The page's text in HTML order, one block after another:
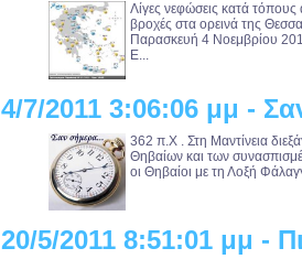
Λίγες νεφώσεις κατά τόπους
βροχές στα ορεινά της
Παρασκευή 4 Νοεμβρίου
Ε...
4/7/2011 3:06:06 μμ -
362 π.Χ . Στη Μαντίνεια
Θηβαίων και των
oι Θηβαίοι με τη Λοξή
20/5/2011 8:51:01 μμ -